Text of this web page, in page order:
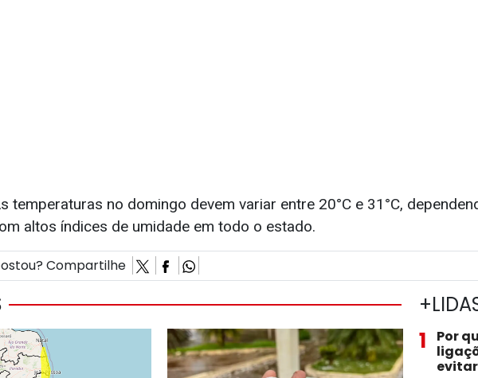
temperaturas no domingo devem variar entre 20°C e 31°C,
altos índices de umidade em todo o estado.
Compartilhe
1
Por